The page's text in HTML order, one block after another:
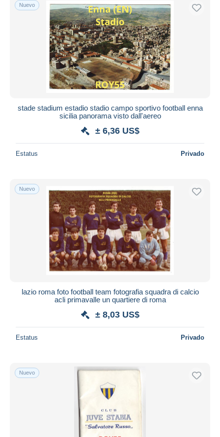
Nuevo
stade stadium estadio stadio campo sportivo football enna
sicilia panorama visto dall'aereo
± 6,36 US$
Estatus Privado
Nuevo
lazio roma foto football team fotografia squadra di calcio
acli primavalle un quartiere di roma
± 8,03 US$
Estatus Privado
Nuevo